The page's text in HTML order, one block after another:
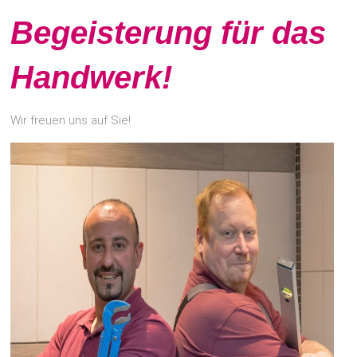
Begeisterung für das
Handwerk!
Wir freuen uns auf Sie!